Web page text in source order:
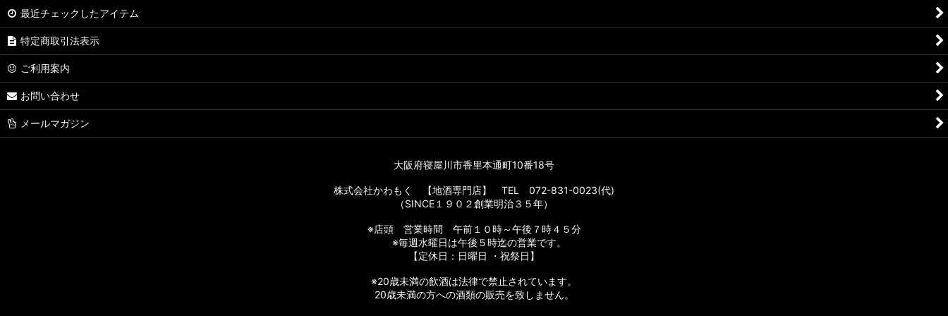
最近チェックしたアイテム
特定商取引法表示
ご利用案内
お問い合わせ
メールマガジン
大阪府寝屋川市香里本通町10番18号
株式会社かわもく 【地酒専門店】 TEL 072-831-0023(代)
（SINCE１９０２創業明治３５年）
※店頭 営業時間 午前１０時～午後７時４５分
※毎週水曜日は午後５時迄の営業です。
【定休日：日曜日 ・祝祭日】
※20歳未満の飲酒は法律で禁止されています。
20歳未満の方への酒類の販売を致しません。